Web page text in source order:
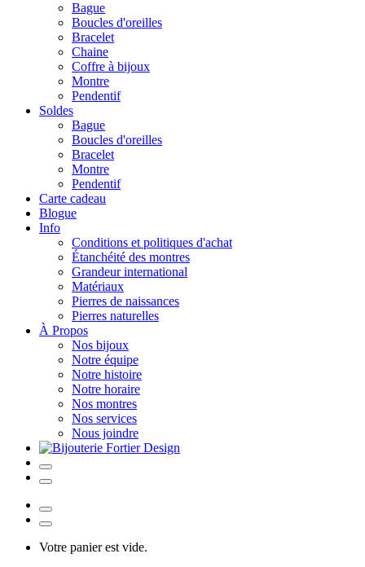
Bague
Boucles d'oreilles
Bracelet
Chaine
Coffre à bijoux
Montre
Pendentif
Soldes
Bague
Boucles d'oreilles
Bracelet
Montre
Pendentif
Carte cadeau
Blogue
Info
Conditions et politiques d'achat
Étanchéité des montres
Grandeur international
Matériaux
Pierres de naissances
Pierres naturelles
À Propos
Nos bijoux
Notre équipe
Notre histoire
Notre horaire
Nos montres
Nos services
Nous joindre
Votre panier est vide.